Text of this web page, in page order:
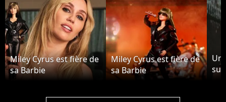
Miley Cyrus est fière de
sa Barbie
Miley Cyrus est fière de
sa Barbie